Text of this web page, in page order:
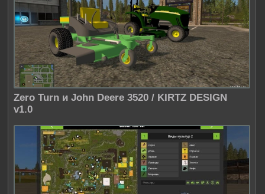
Zero Turn и John Deere 3520 / KIRTZ DESIGN
v1.0